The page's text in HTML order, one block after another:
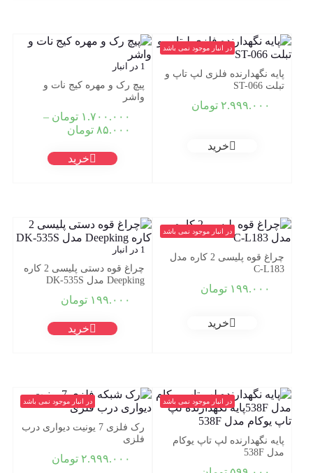
در انبار موجود نمی باشد
پایه نگهدارنده فلزی لپ تاپ و
تبلت ST-066
۲.۹۹۹.۰۰۰ تومان
خرید
1 در انبار
پیچ رک و مهره کیج نات و
واشر
۱.۷۰۰.۰۰۰ تومان –
۸۵.۰۰۰ تومان
through
خرید
در انبار موجود نمی باشد
چراغ قوه پلیسی 2 کاره مدل
C-L183
۱۹۹.۰۰۰ تومان
خرید
1 در انبار
چراغ قوه دستی پلیسی 2 کاره
Deepking مدل DK-535S
۱۹۹.۰۰۰ تومان
خرید
در انبار موجود نمی باشد
پایه نگهدارنده لپ تاپ یوکام
مدل 538F
در انبار موجود نمی باشد
رک فلزی 7 یونیت دیواری درب
فلزی
۲.۹۹۹.۰۰۰ تومان